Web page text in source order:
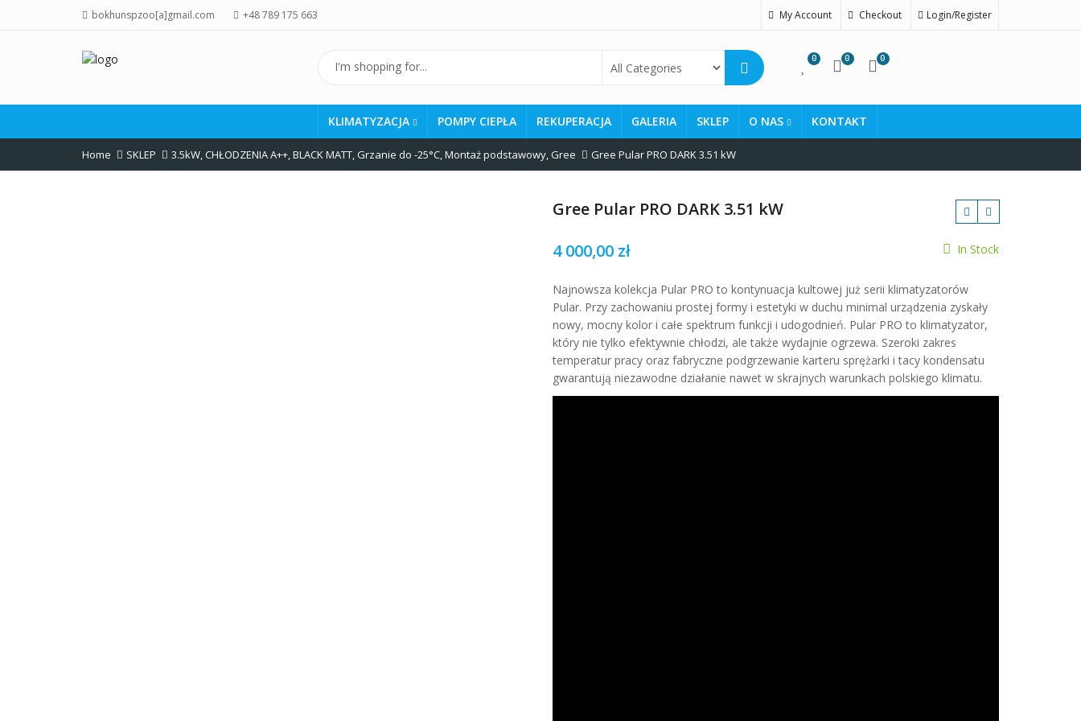
bokhunspzoo[a]gmail.com +48 789 175 663 My Account Checkout Login/Register
0 0 0
KLIMATYZACJA POMPY CIEPŁA REKUPERACJA GALERIA SKLEP O NAS KONTAKT
Home SKLEP 3.5kW,CHŁODZENIA A++,BLACK MATT,Grzanie do -25°C,Montaż podstawowy,Gree Gree Pular PRO DARK 3.51 kW
Gree Pular PRO DARK 3.51 kW
zł
4 000,00 zł In Stock
Najnowsza kolekcja Pular PRO to kontynuacja kultowej już serii klimatyzatorów
Pular. Przy zachowaniu prostej formy i estetyki w duchu minimal urządzenia zyskały
nowy, mocny kolor i całe spektrum funkcji i udogodnień. Pular PRO to klimatyzator,
który nie tylko efektywnie chłodzi, ale także wydajnie ogrzewa. Szeroki zakres
temperatur pracy oraz fabryczne podgrzewanie karteru sprężarki i tacy kondensatu
gwarantują niezawodne działanie nawet w skrajnych warunkach polskiego klimatu.